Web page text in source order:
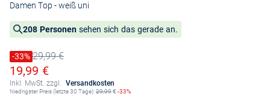
Damen Top - weiß uni
208 Personen sehen sich das gerade an.
Preis reduziert um
-33%
Alter Preis29,99 €
Ermäßigter Preis
19,99 €
Inkl. MwSt. zzgl. Versandkosten
Niedrigster Preis (letzte 30 Tage):29,99€ -33%